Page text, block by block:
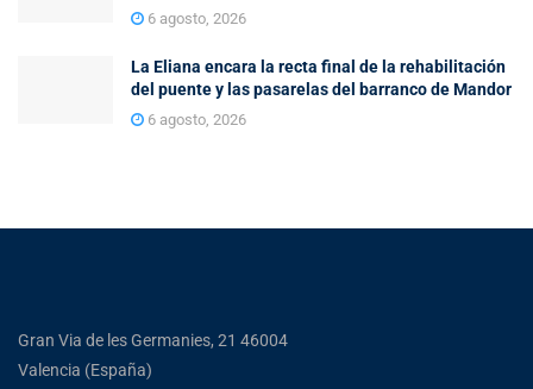
6 agosto, 2026
La Eliana encara la recta final de la rehabilitación
del puente y las pasarelas del barranco de Mandor
6 agosto, 2026
Gran Via de les Germanies, 21 46004
Valencia (España)